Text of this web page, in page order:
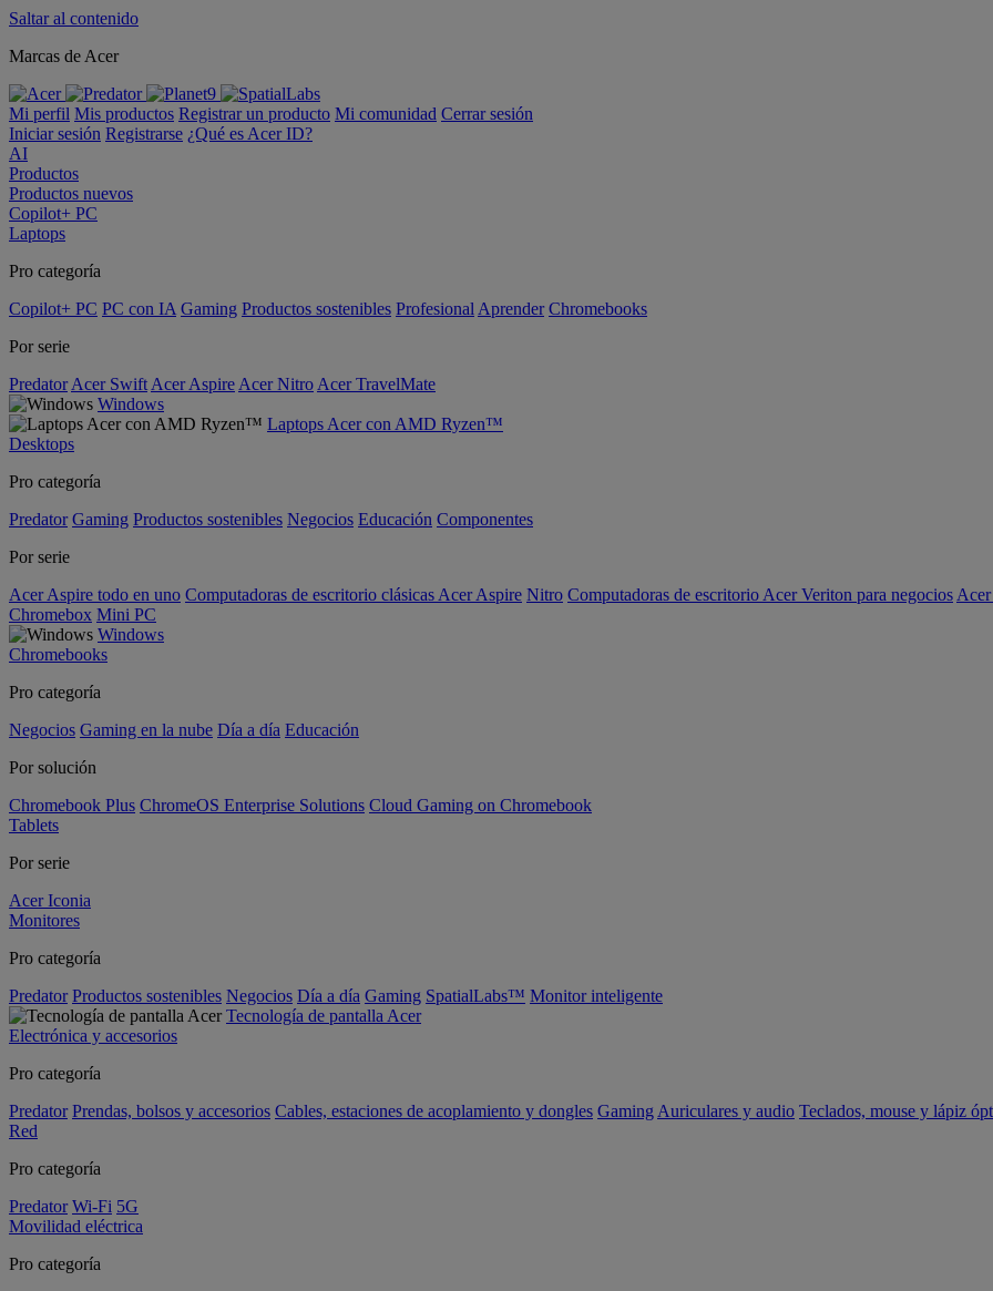
Saltar al contenido
Marcas de Acer
Mi perfil Mis productos Registrar un producto Mi comunidad Cerrar sesión
Iniciar sesión Registrarse ¿Qué es Acer ID?
AI
Productos
Productos nuevos
Copilot+ PC
Laptops
Pro categoría
Copilot+ PC PC con IA Gaming Productos sostenibles Profesional Aprender Chromebooks
Por serie
Predator Acer Swift Acer Aspire Acer Nitro Acer TravelMate
Windows
Laptops Acer con AMD Ryzen™
Desktops
Pro categoría
Predator Gaming Productos sostenibles Negocios Educación Componentes
Por serie
Acer Aspire todo en uno Computadoras de escritorio clásicas Acer Aspire Nitro Computadoras de escritorio Acer Veriton para negocios
Chromebox Mini PC
Windows
Chromebooks
Pro categoría
Negocios Gaming en la nube Día a día Educación
Por solución
Chromebook Plus ChromeOS Enterprise Solutions Cloud Gaming on Chromebook
Tablets
Por serie
Acer Iconia
Monitores
Pro categoría
Predator Productos sostenibles Negocios Día a día Gaming SpatialLabs™ Monitor inteligente
Tecnología de pantalla Acer
Electrónica y accesorios
Pro categoría
Predator Prendas, bolsos y accesorios Cables, estaciones de acoplamiento y dongles Gaming Auriculares y audio Teclados, mouse y lápiz
Red
Pro categoría
Predator Wi-Fi 5G
Movilidad eléctrica
Pro categoría